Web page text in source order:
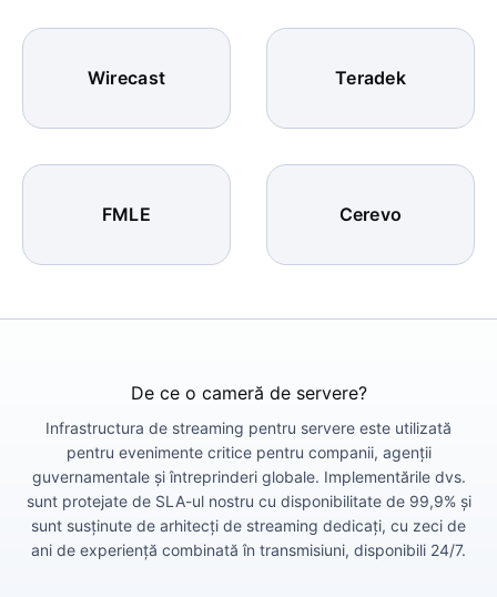
Wirecast Teradek
FMLE Cerevo
De ce o cameră de servere?
Infrastructura de streaming pentru servere este utilizată
pentru evenimente critice pentru companii, agenții
guvernamentale și întreprinderi globale. Implementările dvs.
sunt protejate de SLA-ul nostru cu disponibilitate de 99,9% și
sunt susținute de arhitecți de streaming dedicați, cu zeci de
ani de experiență combinată în transmisiuni, disponibili 24/7.